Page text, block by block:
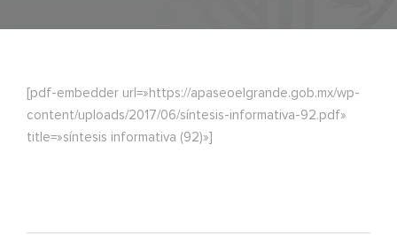
[pdf-embedder url=»https://apaseoelgrande.gob.mx/wp-
content/uploads/2017/06/síntesis-informativa-92.pdf»
title=»síntesis informativa (92)»]